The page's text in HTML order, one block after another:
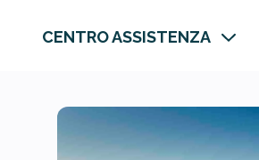
CENTRO ASSISTENZA